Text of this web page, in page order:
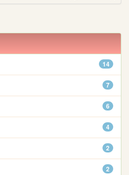
14
7
6
4
2
2